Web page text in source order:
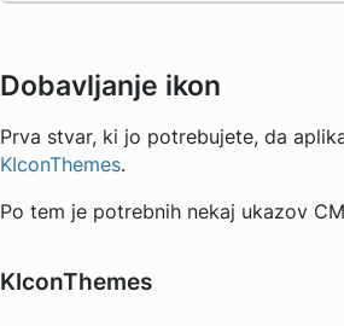
Dobavljanje ikon
Prva stvar, ki jo potrebujete, da
KIconThemes.
Po tem je potrebnih nekaj ukazov
KIconThemes